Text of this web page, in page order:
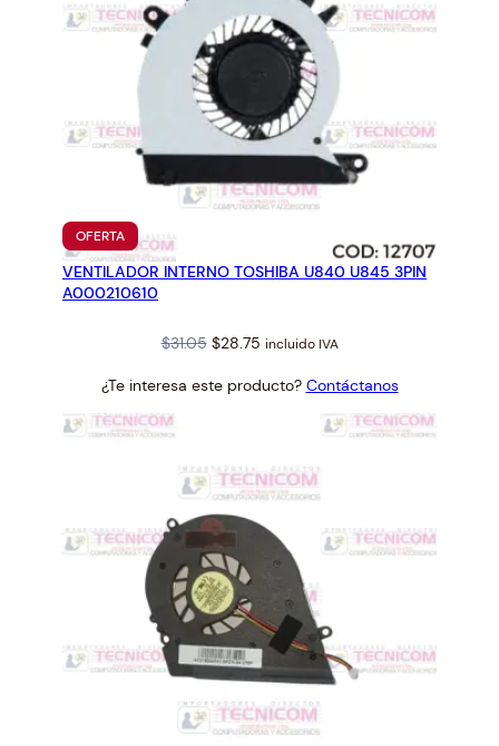
OFERTAPRODUCTO
EN
OFERTA
VENTILADOR INTERNO TOSHIBA U840 U845 3PIN
A000210610
$31.05 Original
was:
$28.75Current
is:
incluido IVA
¿Te interesa este producto? Contáctanos